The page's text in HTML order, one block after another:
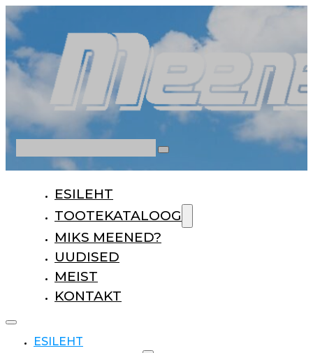
ESILEHT
TOOTEKATALOOG
MIKS MEENED?
UUDISED
MEIST
KONTAKT
ESILEHT